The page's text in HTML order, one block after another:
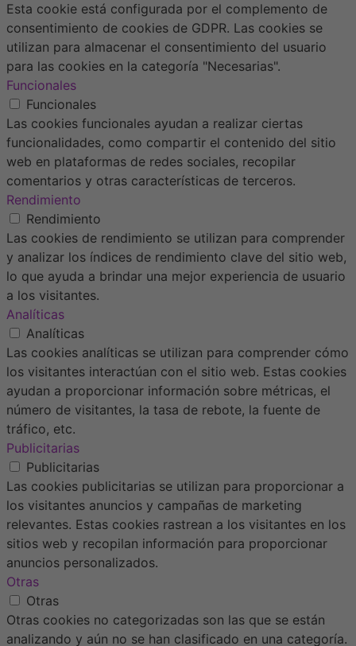
Esta cookie está configurada por el complemento de
consentimiento de cookies de GDPR. Las cookies se
utilizan para almacenar el consentimiento del usuario
para las cookies en la categoría "Necesarias".
Funcionales
Funcionales
Las cookies funcionales ayudan a realizar ciertas
funcionalidades, como compartir el contenido del sitio
web en plataformas de redes sociales, recopilar
comentarios y otras características de terceros.
Rendimiento
Rendimiento
Las cookies de rendimiento se utilizan para comprender
y analizar los índices de rendimiento clave del sitio web,
lo que ayuda a brindar una mejor experiencia de usuario
a los visitantes.
Analíticas
Analíticas
Las cookies analíticas se utilizan para comprender cómo
los visitantes interactúan con el sitio web. Estas cookies
ayudan a proporcionar información sobre métricas, el
número de visitantes, la tasa de rebote, la fuente de
tráfico, etc.
Publicitarias
Publicitarias
Las cookies publicitarias se utilizan para proporcionar a
los visitantes anuncios y campañas de marketing
relevantes. Estas cookies rastrean a los visitantes en los
sitios web y recopilan información para proporcionar
anuncios personalizados.
Otras
Otras
Otras cookies no categorizadas son las que se están
analizando y aún no se han clasificado en una categoría.